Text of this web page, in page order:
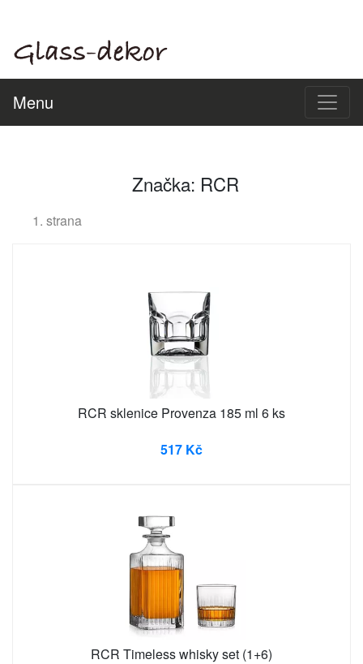
Menu
Značka: RCR
1. strana
RCR sklenice Provenza 185 ml 6 ks
517 Kč
RCR Timeless whisky set (1+6)